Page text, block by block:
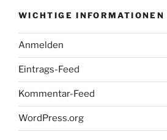
WICHTIGE INFORMATIONEN
Anmelden
Eintrags-Feed
Kommentar-Feed
WordPress.org